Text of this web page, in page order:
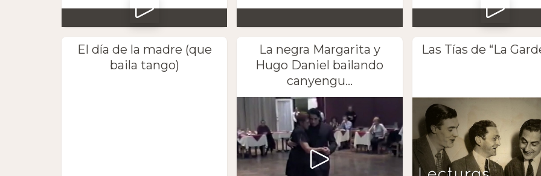
El día de la madre (que
baila tango)
La negra Margarita y
Hugo Daniel bailando
canyengu...
Las Tías de “La